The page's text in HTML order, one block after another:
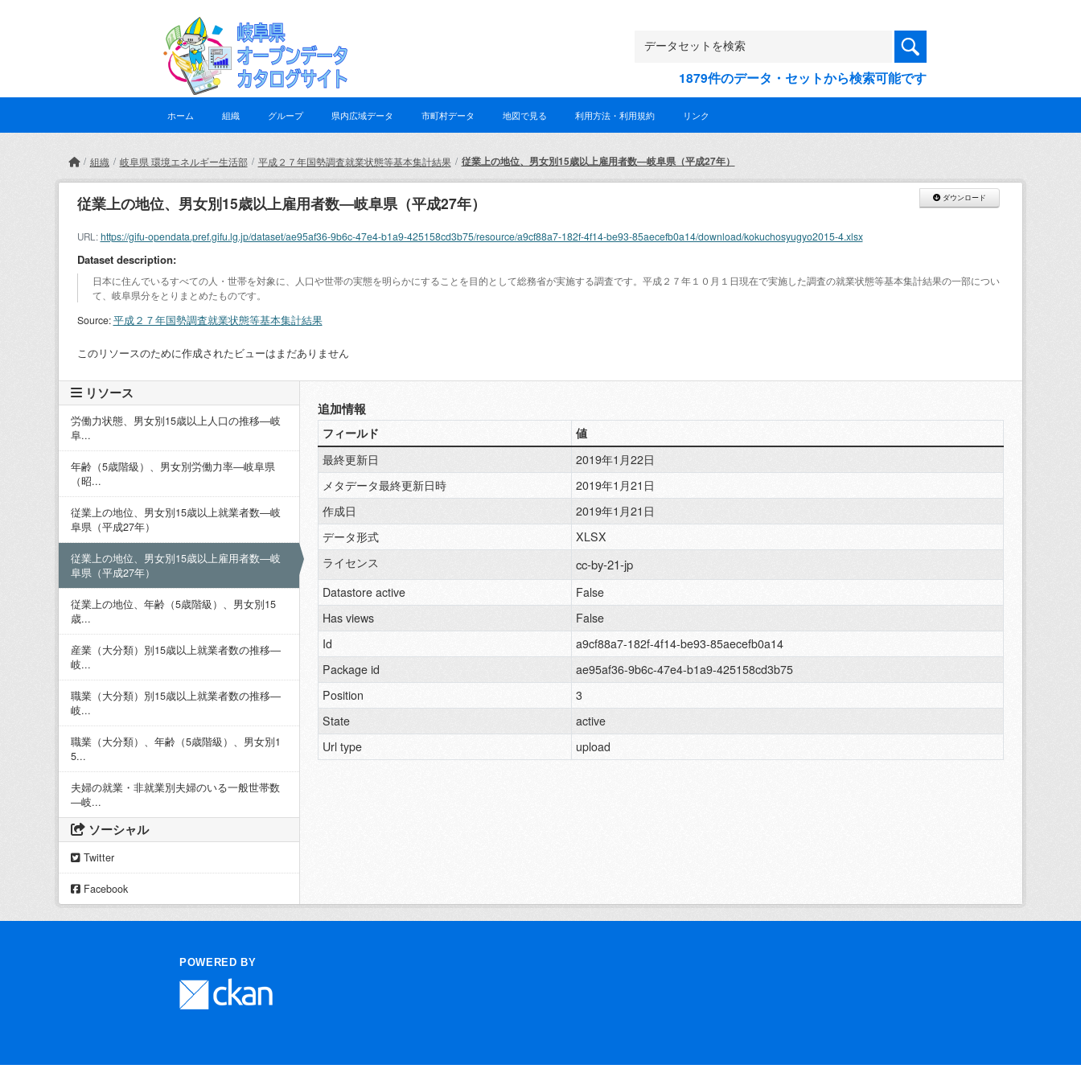
1879件のデータ・セットから検索可能です
ホーム 組織 グループ 県内広域データ 市町村データ 地図で見る 利用方法・利用規約 リンク
組織 岐阜県 環境エネルギー生活部 平成２７年国勢調査就業状態等基本集計結果 従業上の地位、男女別15歳以上雇用者数―岐阜県（平成27年）
ダウンロード
従業上の地位、男女別15歳以上雇用者数―岐阜県（平成27年）
URL:https://gifu-opendata.pref.gifu.lg.jp/dataset/ae95af36-9b6c-47e4-b1a9-425158cd3b75/resource/a9cf88a7-182f-4f14-be93-85aecefb0a14/download/kokuchosyugyo2015-4.xlsx
Dataset description:
日本に住んでいるすべての人・世帯を対象に、人口や世帯の実態を明らかにすることを目的として総務省が実施する調査です。平成２７年１０月１日現在で実施した調査の就業状態等基本集計結果の一部につい
て、岐阜県分をとりまとめたものです。
Source:平成２７年国勢調査就業状態等基本集計結果
このリソースのために作成されたビューはまだありません
リソース
労働力状態、男女別15歳以上人口の推移―岐
阜...
年齢（5歳階級）、男女別労働力率―岐阜県
（昭...
従業上の地位、男女別15歳以上就業者数―岐
阜県（平成27年）
従業上の地位、男女別15歳以上雇用者数―岐
阜県（平成27年）
従業上の地位、年齢（5歳階級）、男女別15
歳...
産業（大分類）別15歳以上就業者数の推移―
岐...
職業（大分類）別15歳以上就業者数の推移―
岐...
職業（大分類）、年齢（5歳階級）、男女別1
5...
夫婦の就業・非就業別夫婦のいる一般世帯数
―岐...
ソーシャル
Twitter
Facebook
追加情報
フィールド
値
最終更新日
2019年1月22日
メタデータ最終更新日時
2019年1月21日
作成日
2019年1月21日
データ形式
XLSX
ライセンス
cc-by-21-jp
Datastore active
False
Has views
False
Id
a9cf88a7-182f-4f14-be93-85aecefb0a14
Package id
ae95af36-9b6c-47e4-b1a9-425158cd3b75
Position
3
State
active
Url type
upload
POWERED BY